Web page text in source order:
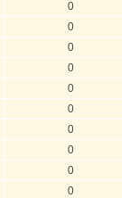
0
0
0
0
0
0
0
0
0
0